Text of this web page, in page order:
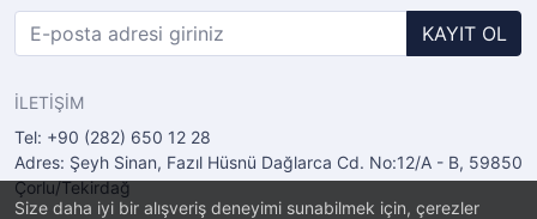
Size daha iyi bir alışveriş deneyimi sunabilmek için, çerezler
KAYIT OL
İLETİŞİM
Tel: +90 (282) 650 12 28
Adres: Şeyh Sinan, Fazıl Hüsnü Dağlarca Cd. No:12/A - B, 59850
Çorlu/Tekirdağ